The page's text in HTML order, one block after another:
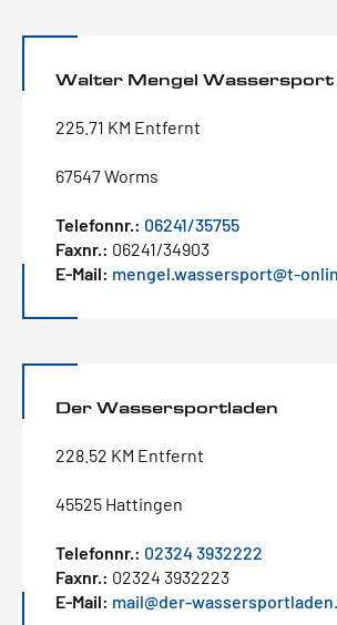
Walter Mengel Wassersport
225.71 KM Entfernt
67547 Worms
Telefonnr.: 06241/35755
Faxnr.: 06241/34903
E-Mail: mengel.wassersport@t-
Der Wassersportladen
228.52 KM Entfernt
45525 Hattingen
Telefonnr.: 02324 3932222
Faxnr.: 02324 3932223
E-Mail: mail@der-